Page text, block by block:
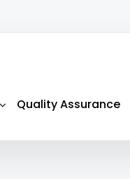
Quality Assurance